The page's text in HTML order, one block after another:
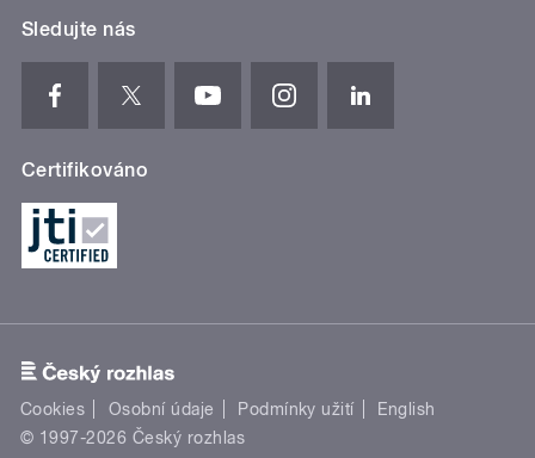
Sledujte nás
Certifikováno
Cookies Osobní údaje Podmínky užití
English
© 1997-2026 Český rozhlas